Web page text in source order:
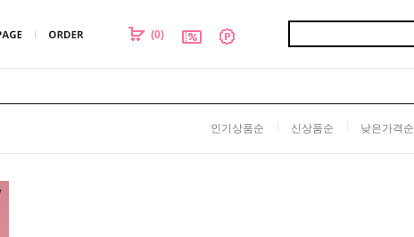
(0)
인기상품순 신상품순 낮은가격순